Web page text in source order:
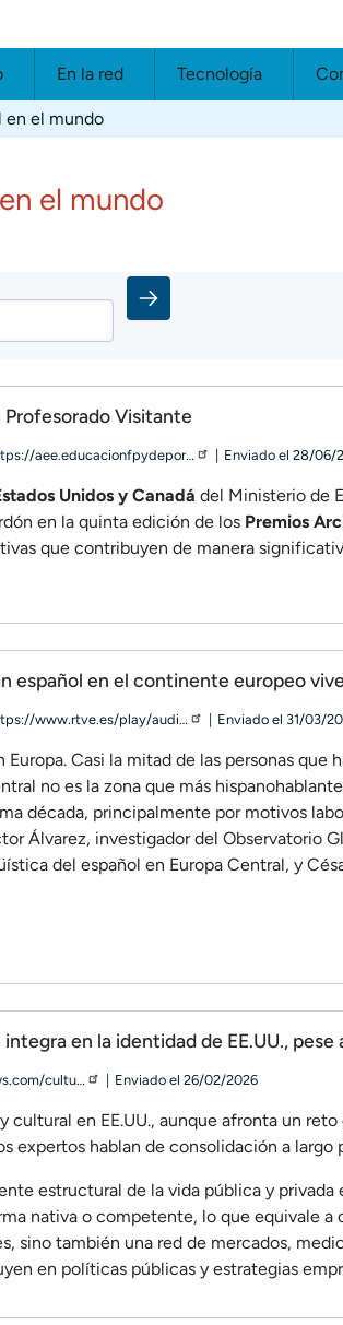
En la red Tecnología
en el mundo
el mundo
Profesorado Visitante
aee.educacionfpydepor… Enviado el 28/06/
Unidos y Canadá del Ministerio de
en la quinta edición de los Premios
que contribuyen de manera
español en el continente europeo
www.rtve.es/play/audi… Enviado el 31/03/
Europa. Casi la mitad de las personas
no es la zona que más
década, principalmente por motivos
Álvarez, investigador del Observatorio
del español en Europa Central, y
en la identidad de EE.UU., pese
cultu… Enviado el 26/02/2026
en EE.UU., aunque afronta un
expertos hablan de consolidación a largo
estructural de la vida pública y privada
nativa o competente, lo que equivale a
sino también una red de mercados,
en políticas públicas y estrategias